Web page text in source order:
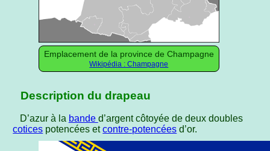
Emplacement de la province de Champagne
Wikipédia : Champagne
Description du drapeau
D’azur à la bande d’argent côtoyée de deux doubles
cotices potencées etcontre-potencées d’or.